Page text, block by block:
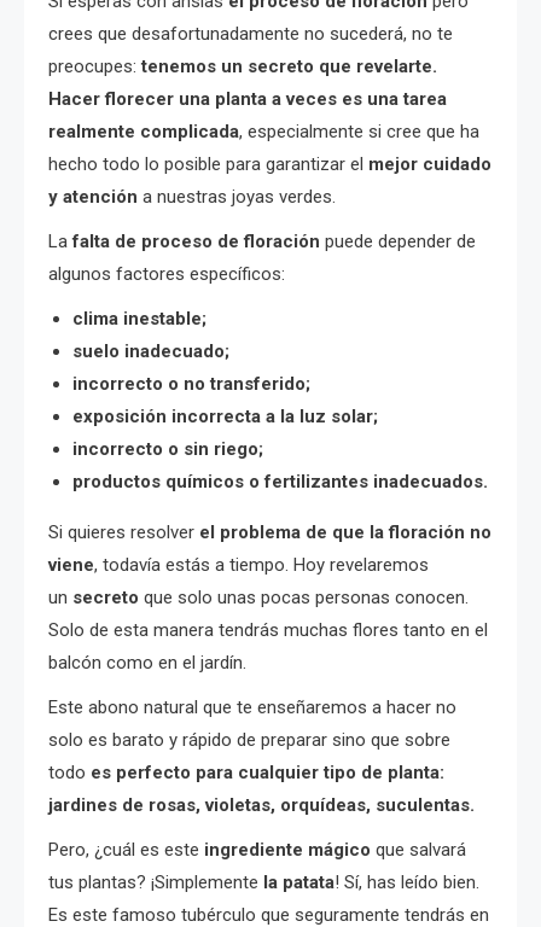
crees que desafortunadamente no sucederá, no te
preocupes:tenemos un secreto que revelarte.
Hacer florecer una planta a veces es una tarea
realmente complicada, especialmente si cree que ha
hecho todo lo posible para garantizar el mejor cuidado
y atención a nuestras joyas verdes.
Lafalta de proceso de floración puede depender de
algunos factores específicos:
clima inestable;
suelo inadecuado;
incorrecto o no transferido;
exposición incorrecta a la luz solar;
incorrecto o sin riego;
productos químicos o fertilizantes inadecuados.
Si quieres resolver el problema de que la floración no
viene, todavía estás a tiempo. Hoy revelaremos
un secreto que solo unas pocas personas conocen.
Solo de esta manera tendrás muchas flores tanto en el
balcón como en el jardín.
Este abono natural que te enseñaremos a hacer no
solo es barato y rápido de preparar sino que sobre
todo es perfecto para cualquier tipo de planta:
jardines de rosas, violetas, orquídeas, suculentas.
Pero, ¿cuál es este ingrediente mágico que salvará
tus plantas? ¡Simplemente la patata! Sí, has leído bien.
Es este famoso tubérculo que seguramente tendrás en